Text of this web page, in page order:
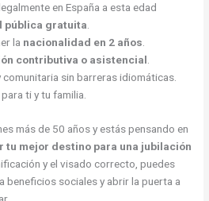
en España a esta edad
pública gratuita
la nacionalidad en 2 años
contributiva o asistencial
sin barreras idiomáticas.
para ti y tu familia.
más de 50 años y estás pensando en
tu mejor destino para una jubilación
y el visado correcto, puedes
beneficios sociales y abrir la puerta a